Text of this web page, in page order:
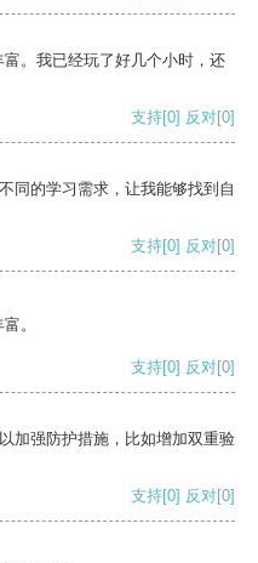
。我已经玩了好几个小时，还
支持[0] 反对[0]
同的学习需求，让我能够找到自
支持[0] 反对[0]
。
支持[0] 反对[0]
加强防护措施，比如增加双重验
支持[0] 反对[0]